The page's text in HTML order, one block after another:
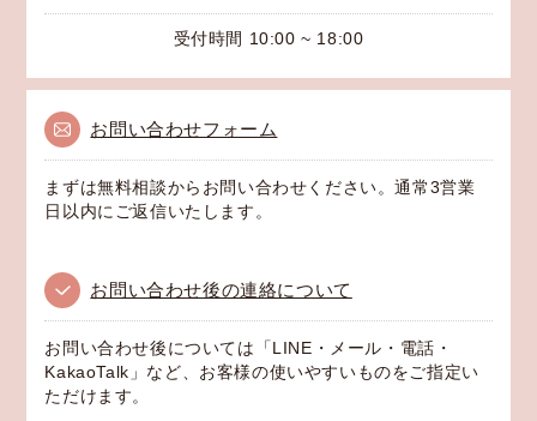
受付時間 10:00 ~ 18:00
お問い合わせフォーム
まずは無料相談からお問い合わせください。通常3営業
日以内にご返信いたします。
お問い合わせ後の連絡について
お問い合わせ後については「LINE・メール・電話・
KakaoTalk」など、お客様の使いやすいものをご指定い
ただけます。